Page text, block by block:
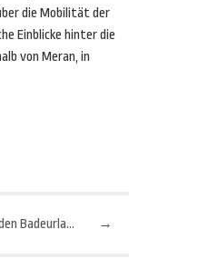
die Mobilität der
Einblicke hinter die
von Meran, in
→
Musikgenuss im Meer: Ein MP3-Player für den Badeurlaub macht es möglich